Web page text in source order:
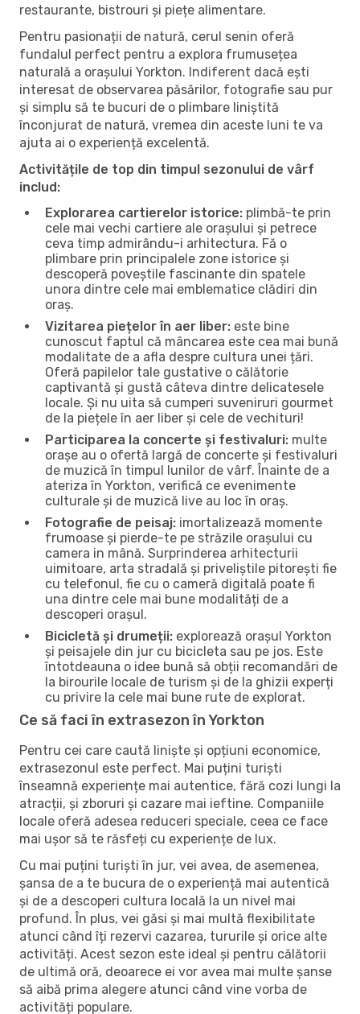
restaurante, bistrouri și piețe alimentare.
Pentru pasionații de natură, cerul senin oferă
fundalul perfect pentru a explora frumusețea
naturală a orașului Yorkton. Indiferent dacă ești
interesat de observarea păsărilor, fotografie sau pur
și simplu să te bucuri de o plimbare liniștită
înconjurat de natură, vremea din aceste luni te va
ajuta ai o experiență excelentă.
Activitățile de top din timpul sezonului de vârf
includ:
Explorarea cartierelor istorice: plimbă-te prin
cele mai vechi cartiere ale orașului și petrece
ceva timp admirându-i arhitectura. Fă o
plimbare prin principalele zone istorice și
descoperă poveștile fascinante din spatele
unora dintre cele mai emblematice clădiri din
oraș.
Vizitarea piețelor în aer liber: este bine
cunoscut faptul că mâncarea este cea mai bună
modalitate de a afla despre cultura unei țări.
Oferă papilelor tale gustative o călătorie
captivantă și gustă câteva dintre delicatesele
locale. Și nu uita să cumperi suveniruri gourmet
de la piețele în aer liber și cele de vechituri!
Participarea la concerte și festivaluri: multe
orașe au o ofertă largă de concerte și festivaluri
de muzică în timpul lunilor de vârf. Înainte de a
ateriza în Yorkton, verifică ce evenimente
culturale și de muzică live au loc în oraș.
Fotografie de peisaj: imortalizează momente
frumoase și pierde-te pe străzile orașului cu
camera in mână. Surprinderea arhitecturii
uimitoare, arta stradală și priveliștile pitorești fie
cu telefonul, fie cu o cameră digitală poate fi
una dintre cele mai bune modalități de a
descoperi orașul.
Bicicletă și drumeții: explorează orașul Yorkton
și peisajele din jur cu bicicleta sau pe jos. Este
întotdeauna o idee bună să obții recomandări de
la birourile locale de turism și de la ghizii experți
cu privire la cele mai bune rute de explorat.
Ce să faci în extrasezon în Yorkton
Pentru cei care caută liniște și opțiuni economice,
extrasezonul este perfect. Mai puțini turiști
înseamnă experiențe mai autentice, fără cozi lungi la
atracții, și zboruri și cazare mai ieftine. Companiile
locale oferă adesea reduceri speciale, ceea ce face
mai ușor să te răsfeți cu experiențe de lux.
Cu mai puțini turiști în jur, vei avea, de asemenea,
șansa de a te bucura de o experiență mai autentică
și de a descoperi cultura locală la un nivel mai
profund. În plus, vei găsi și mai multă flexibilitate
atunci când îți rezervi cazarea, tururile și orice alte
activități. Acest sezon este ideal și pentru călătorii
de ultimă oră, deoarece ei vor avea mai multe șanse
să aibă prima alegere atunci când vine vorba de
activități populare.